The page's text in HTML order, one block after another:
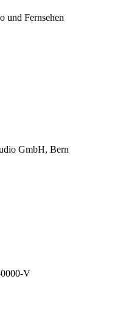
und Fernsehen
GmbH, Bern
V